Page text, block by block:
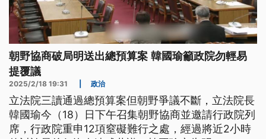
朝野協商破局明送出總預算案 韓國瑜籲政院勿輕易
提覆議
2025/2/18 19:31 政治
立法院三讀通過總預算案但朝野爭議不斷，立法院長
韓國瑜今（18）日下午召集朝野協商並邀請行政院列
席，行政院重申12項窒礙難行之處，經過將近2小時